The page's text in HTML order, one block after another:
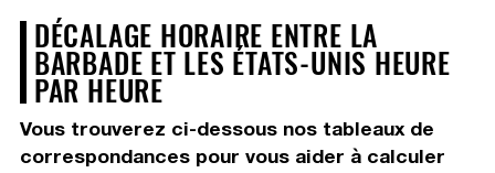
DÉCALAGE HORAIRE ENTRE LA
BARBADE ET LES ÉTATS-UNIS HEURE
PAR HEURE
Vous trouverez ci-dessous nos tableaux de
correspondances pour vous aider à calculer